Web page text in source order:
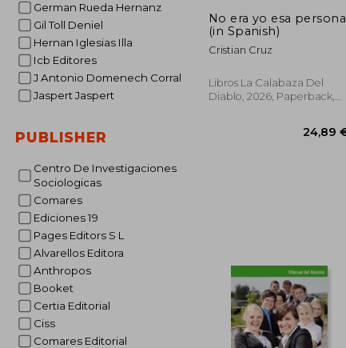
German Rueda Hernanz
Gil Toll Deniel
Hernan Iglesias Illa
Icb Editores
J Antonio Domenech Corral
Jaspert Jaspert
PUBLISHER
Centro De Investigaciones
Sociologicas
Comares
Ediciones 19
Pages Editors S L
Alvarellos Editora
Anthropos
Booket
Certia Editorial
Ciss
Comares Editorial
No era yo esa persona
(in Spanish)
Cristian Cruz
Libros La Calabaza Del
Diablo, 2026, Paperback,